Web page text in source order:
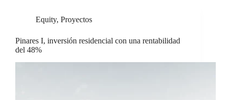
Equity, Proyectos
Pinares I, inversión residencial con una rentabilidad
del 48%